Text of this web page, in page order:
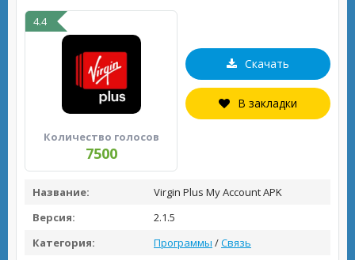
4.4
Количество голосов
7500
Скачать
В закладки
Название:
Virgin Plus My Account APK
Версия:
2.1.5
Категория:
Программы /Связь